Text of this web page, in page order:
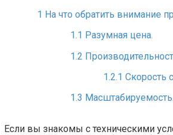
1 На что обратить внимание
1.1 Разумная цена.
1.2
1.2.1 Скорость
1.3 Масштабируемость.
Если вы знакомы с техническими